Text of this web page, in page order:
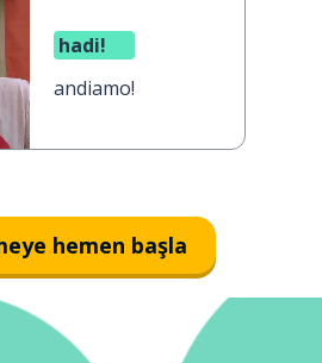
hadi!
andiamo!
hemen başla